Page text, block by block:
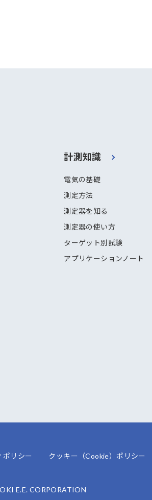
計測知識
電気の基礎
測定方法
測定器を知る
測定器の使い方
ターゲット別試験
アプリケーションノート
ポリシー クッキー（Cookie）ポリシー
E.E. CORPORATION